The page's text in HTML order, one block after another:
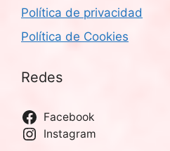
Política de privacidad
Política de Cookies
Redes
Facebook
Instagram